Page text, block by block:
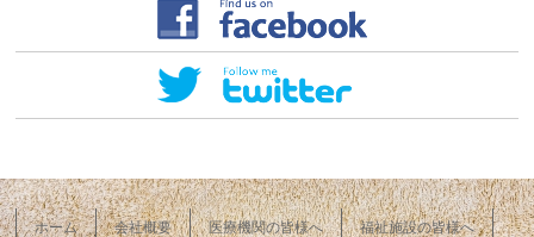
ホーム 会社概要 医療機関の皆様へ 福祉施設の皆様へ